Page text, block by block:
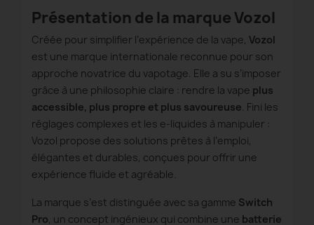
Présentation de la marque Vozol
Créée pour simplifier l’expérience de la vape, Vozol
est une marque internationale reconnue pour son
approche novatrice du vapotage. Elle a su s’imposer
grâce à une philosophie claire : rendre la vape plus
accessible, plus propre et plus savoureuse. Fini les
réglages complexes et les e-liquides à manipuler :
Vozol propose des solutions prêtes à l’emploi,
élégantes et durables, conçues pour offrir une
expérience fluide et agréable.
La marque s’est distinguée avec sa gamme Switch
Pro, un concept ingénieux qui combine une batterie